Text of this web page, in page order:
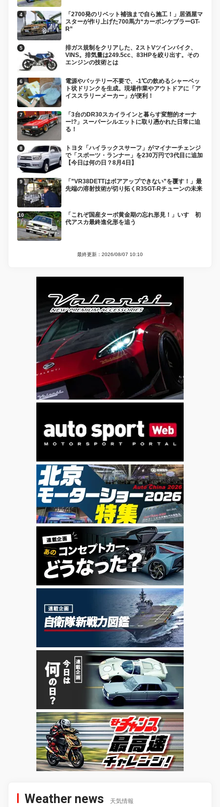
「2700発のリベット補強まで自ら施工！」居酒屋マ
スターが作り上げた700馬力“カーボンケブラーGT-
R”
排ガス規制をクリアした、2ストVツインバイク、
VINS。排気量は249.5cc、83HPを絞り出す。その
エンジンの技術とは
電源やバッテリー不要で、-1℃の飲めるシャーベッ
ト状ドリンクを生成。現場作業やアウトドアに「ア
イススラリーメーカー」が便利！
「3台のDR30スカイラインと暮らす変態的オーナ
ー!?」スーパーシルエットに取り憑かれた日常に迫
る！
トヨタ「ハイラックスサーフ」がマイナーチェンジ
で「スポーツ・ランナー」を230万円で3代目に追加
【今日は何の日？8月4日】
「”VR38DETTはボアアップできない”を覆す！」最
先端の溶射技術が切り拓くR35GT-Rチューンの未来
「これぞ国産ターボ黄金期の忘れ形見！」いすゞ初
代アスカ最終進化形を追う
最終更新：2026/08/07 10:10
Weather news 天気情報